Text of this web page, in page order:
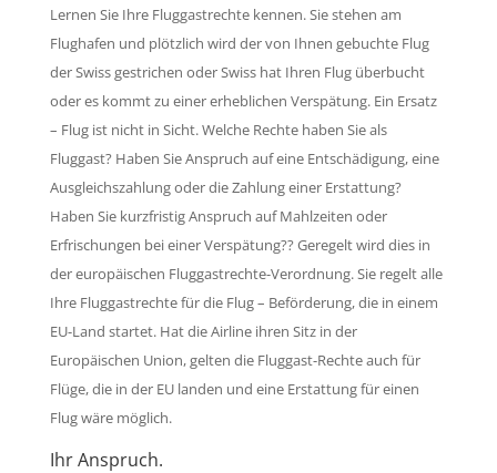
Lernen Sie Ihre Fluggastrechte kennen. Sie stehen am
Flughafen und plötzlich wird der von Ihnen gebuchte Flug
der Swiss gestrichen oder Swiss hat Ihren Flug überbucht
oder es kommt zu einer erheblichen Verspätung. Ein Ersatz
– Flug ist nicht in Sicht. Welche Rechte haben Sie als
Fluggast? Haben Sie Anspruch auf eine Entschädigung, eine
Ausgleichszahlung oder die Zahlung einer Erstattung?
Haben Sie kurzfristig Anspruch auf Mahlzeiten oder
Erfrischungen bei einer Verspätung?? Geregelt wird dies in
der europäischen Fluggastrechte-Verordnung. Sie regelt alle
Ihre Fluggastrechte für die Flug – Beförderung, die in einem
EU-Land startet. Hat die Airline ihren Sitz in der
Europäischen Union, gelten die Fluggast-Rechte auch für
Flüge, die in der EU landen und eine Erstattung für einen
Flug wäre möglich.
Ihr Anspruch.